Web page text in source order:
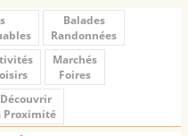
Balades
Randonnées
Marchés
Foires
Découvrir
Proximité